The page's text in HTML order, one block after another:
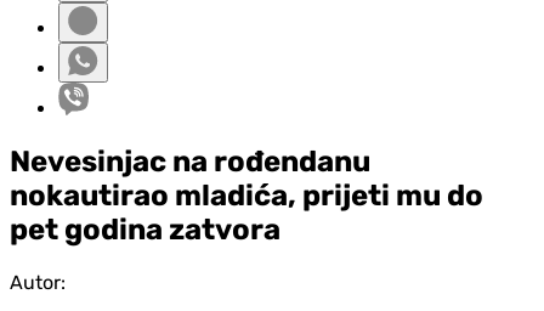
Nevesinjac na rođendanu
nokautirao mladića, prijeti mu do
pet godina zatvora
Autor: